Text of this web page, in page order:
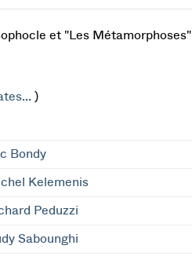
et "Les
)
Bondy
Kelemenis
Peduzzi
Sabounghi